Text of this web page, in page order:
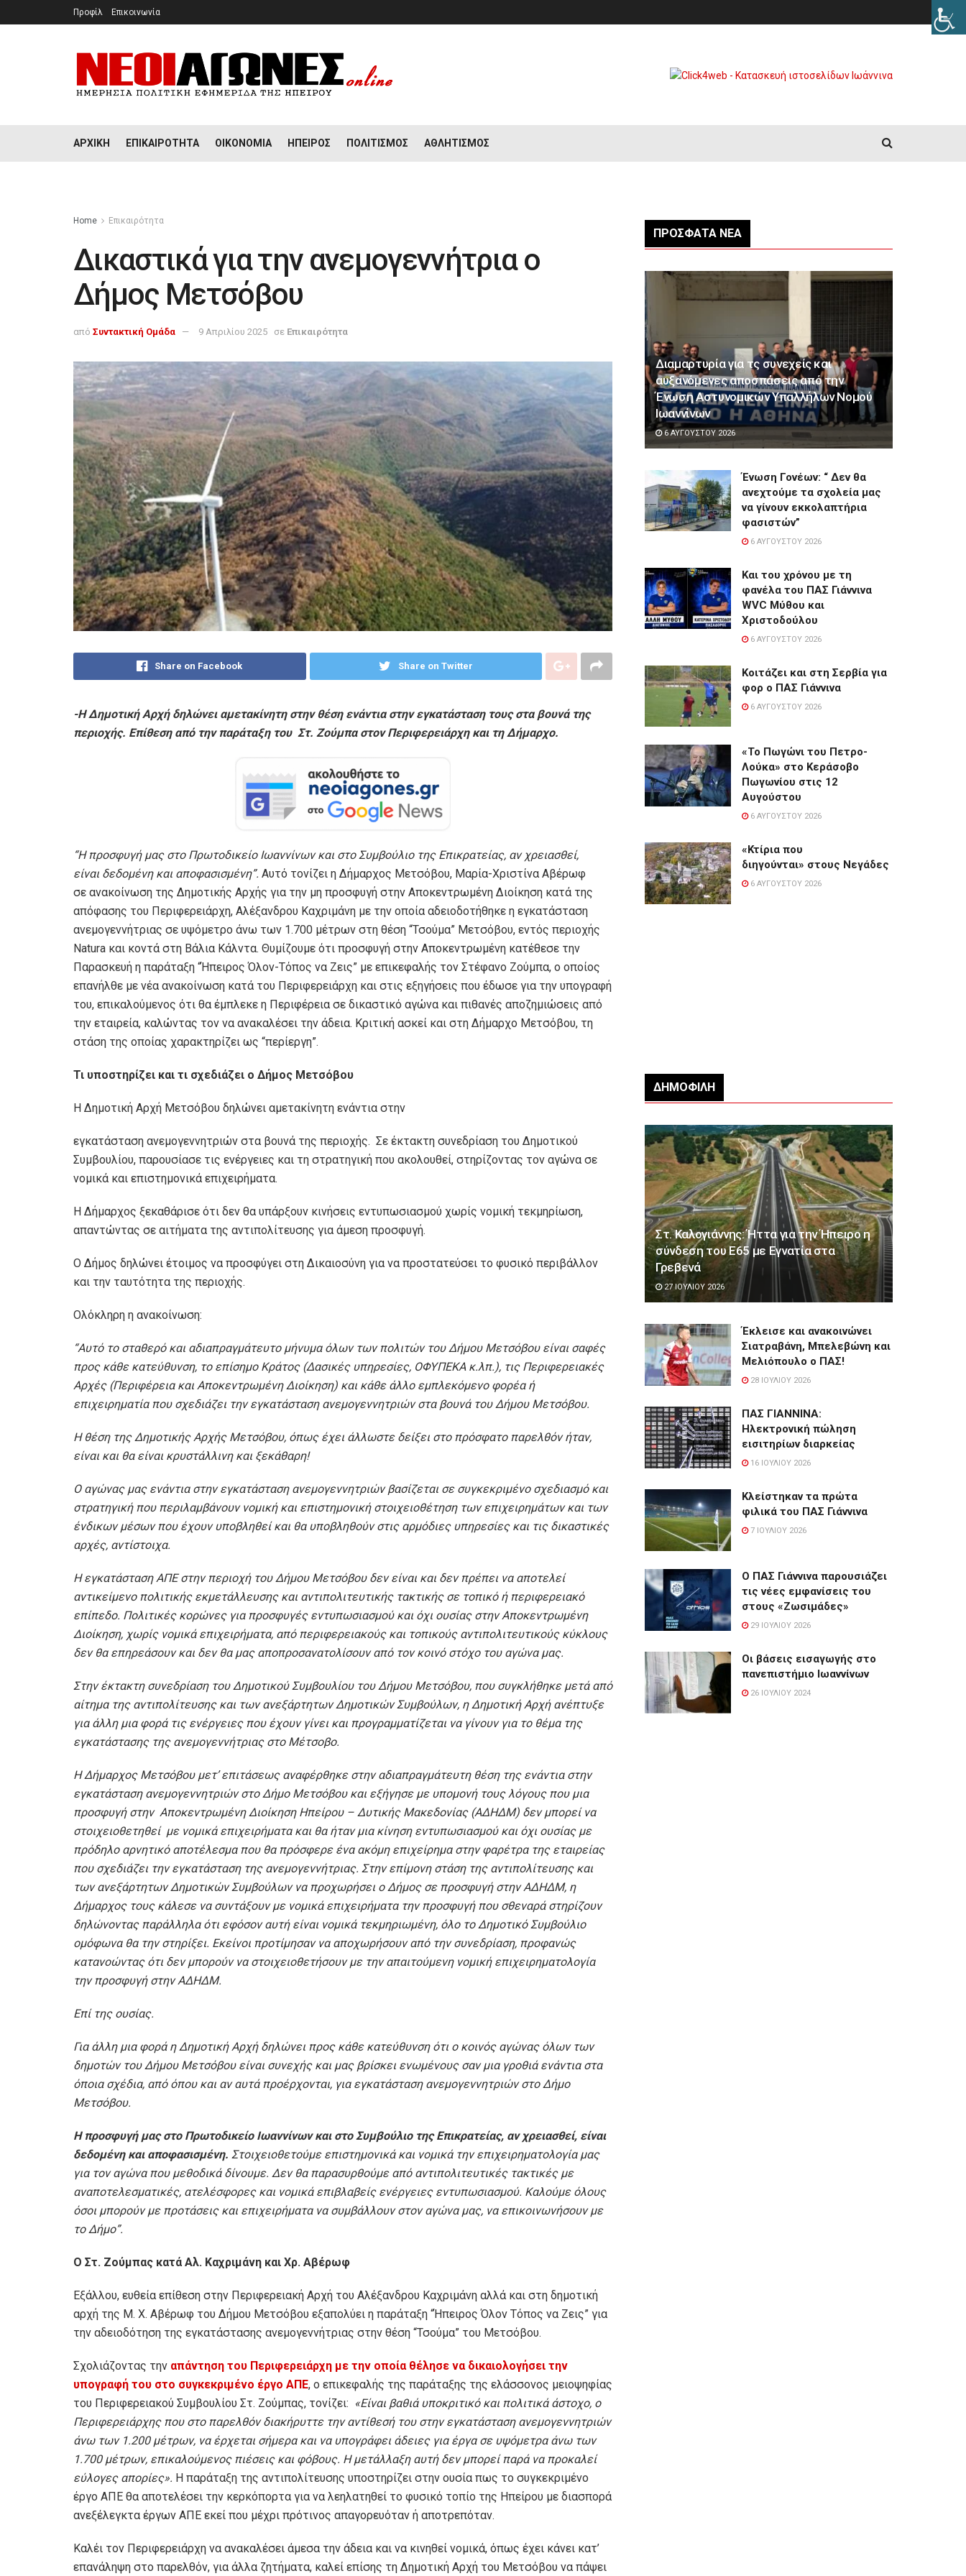
Προφίλ Επικοινωνία
ΑΡΧΙΚΉ ΕΠΙΚΑΙΡΌΤΗΤΑ ΟΙΚΟΝΟΜΊΑ ΉΠΕΙΡΟΣ ΠΟΛΙΤΙΣΜΌΣ ΑΘΛΗΤΙΣΜΌΣ
Home Επικαιρότητα
Δικαστικά για την ανεμογεννήτρια ο
Δήμος Μετσόβου
από Συντακτική Ομάδα 9 Απριλίου 2025 σε Επικαιρότητα
Share on Facebook Share on Twitter
-Η Δημοτική Αρχή δηλώνει αμετακίνητη στην θέση ενάντια στην εγκατάσταση τους στα βουνά της
περιοχής. Επίθεση από την παράταξη του Στ. Ζούμπα στον Περιφερειάρχη και τη Δήμαρχο.
“Η προσφυγή μας στο Πρωτοδικείο Ιωαννίνων και στο Συμβούλιο της Επικρατείας, αν χρειασθεί,
είναι δεδομένη και αποφασισμένη”. Αυτό τονίζει η Δήμαρχος Μετσόβου, Μαρία-Χριστίνα Αβέρωφ
σε ανακοίνωση της Δημοτικής Αρχής για την μη προσφυγή στην Αποκεντρωμένη Διοίκηση κατά της
απόφασης του Περιφερειάρχη, Αλέξανδρου Καχριμάνη με την οποία αδειοδοτήθηκε η εγκατάσταση
ανεμογεννήτριας σε υψόμετρο άνω των 1.700 μέτρων στη θέση “Τσούμα” Μετσόβου, εντός περιοχής
Natura και κοντά στη Βάλια Κάλντα. Θυμίζουμε ότι προσφυγή στην Αποκεντρωμένη κατέθεσε την
Παρασκευή η παράταξη “Ήπειρος Όλον-Τόπος να Ζεις” με επικεφαλής τον Στέφανο Ζούμπα, ο οποίος
επανήλθε με νέα ανακοίνωση κατά του Περιφερειάρχη και στις εξηγήσεις που έδωσε για την υπογραφή
του, επικαλούμενος ότι θα έμπλεκε η Περιφέρεια σε δικαστικό αγώνα και πιθανές αποζημιώσεις από
την εταιρεία, καλώντας τον να ανακαλέσει την άδεια. Κριτική ασκεί και στη Δήμαρχο Μετσόβου, τη
στάση της οποίας χαρακτηρίζει ως “περίεργη”.
Τι υποστηρίζει και τι σχεδιάζει ο Δήμος Μετσόβου
Η Δημοτική Αρχή Μετσόβου δηλώνει αμετακίνητη ενάντια στην
εγκατάσταση ανεμογεννητριών στα βουνά της περιοχής. Σε έκτακτη συνεδρίαση του Δημοτικού
Συμβουλίου, παρουσίασε τις ενέργειες και τη στρατηγική που ακολουθεί, στηρίζοντας τον αγώνα σε
νομικά και επιστημονικά επιχειρήματα.
Η Δήμαρχος ξεκαθάρισε ότι δεν θα υπάρξουν κινήσεις εντυπωσιασμού χωρίς νομική τεκμηρίωση,
απαντώντας σε αιτήματα της αντιπολίτευσης για άμεση προσφυγή.
Ο Δήμος δηλώνει έτοιμος να προσφύγει στη Δικαιοσύνη για να προστατεύσει το φυσικό περιβάλλον
και την ταυτότητα της περιοχής.
Ολόκληρη η ανακοίνωση:
“Αυτό το σταθερό και αδιαπραγμάτευτο μήνυμα όλων των πολιτών του Δήμου Μετσόβου είναι σαφές
προς κάθε κατεύθυνση, το επίσημο Κράτος (Δασικές υπηρεσίες, ΟΦΥΠΕΚΑ κ.λπ.), τις Περιφερειακές
Αρχές (Περιφέρεια και Αποκεντρωμένη Διοίκηση) και κάθε άλλο εμπλεκόμενο φορέα ή
επιχειρηματία που σχεδιάζει την εγκατάσταση ανεμογεννητριών στα βουνά του Δήμου Μετσόβου.
Η θέση της Δημοτικής Αρχής Μετσόβου, όπως έχει άλλωστε δείξει στο πρόσφατο παρελθόν ήταν,
είναι και θα είναι κρυστάλλινη και ξεκάθαρη!
Ο αγώνας μας ενάντια στην εγκατάσταση ανεμογεννητριών βασίζεται σε συγκεκριμένο σχεδιασμό και
στρατηγική που περιλαμβάνουν νομική και επιστημονική στοιχειοθέτηση των επιχειρημάτων και των
ένδικων μέσων που έχουν υποβληθεί και θα υποβληθούν στις αρμόδιες υπηρεσίες και τις δικαστικές
αρχές, αντίστοιχα.
Η εγκατάσταση ΑΠΕ στην περιοχή του Δήμου Μετσόβου δεν είναι και δεν πρέπει να αποτελεί
αντικείμενο πολιτικής εκμετάλλευσης και αντιπολιτευτικής τακτικής σε τοπικό ή περιφερειακό
επίπεδο. Πολιτικές κορώνες για προσφυγές εντυπωσιασμού και όχι ουσίας στην Αποκεντρωμένη
Διοίκηση, χωρίς νομικά επιχειρήματα, από περιφερειακούς και τοπικούς αντιπολιτευτικούς κύκλους
δεν θα επηρεάσουν και δεν θα μας αποπροσανατολίσουν από τον κοινό στόχο του αγώνα μας.
Στην έκτακτη συνεδρίαση του Δημοτικού Συμβουλίου του Δήμου Μετσόβου, που συγκλήθηκε μετά από
αίτημα της αντιπολίτευσης και των ανεξάρτητων Δημοτικών Συμβούλων, η Δημοτική Αρχή ανέπτυξε
για άλλη μια φορά τις ενέργειες που έχουν γίνει και προγραμματίζεται να γίνουν για το θέμα της
εγκατάστασης της ανεμογεννήτριας στο Μέτσοβο.
Η Δήμαρχος Μετσόβου μετ’ επιτάσεως αναφέρθηκε στην αδιαπραγμάτευτη θέση της ενάντια στην
εγκατάσταση ανεμογεννητριών στο Δήμο Μετσόβου και εξήγησε με υπομονή τους λόγους που μια
προσφυγή στην Αποκεντρωμένη Διοίκηση Ηπείρου – Δυτικής Μακεδονίας (ΑΔΗΔΜ) δεν μπορεί να
στοιχειοθετηθεί με νομικά επιχειρήματα και θα ήταν μια κίνηση εντυπωσιασμού και όχι ουσίας με
πρόδηλο αρνητικό αποτέλεσμα που θα πρόσφερε ένα ακόμη επιχείρημα στην φαρέτρα της εταιρείας
που σχεδιάζει την εγκατάσταση της ανεμογεννήτριας. Στην επίμονη στάση της αντιπολίτευσης και
των ανεξάρτητων Δημοτικών Συμβούλων να προχωρήσει ο Δήμος σε προσφυγή στην ΑΔΗΔΜ, η
Δήμαρχος τους κάλεσε να συντάξουν με νομικά επιχειρήματα την προσφυγή που σθεναρά στηρίζουν
δηλώνοντας παράλληλα ότι εφόσον αυτή είναι νομικά τεκμηριωμένη, όλο το Δημοτικό Συμβούλιο
ομόφωνα θα την στηρίξει. Εκείνοι προτίμησαν να αποχωρήσουν από την συνεδρίαση, προφανώς
κατανοώντας ότι δεν μπορούν να στοιχειοθετήσουν με την απαιτούμενη νομική επιχειρηματολογία
την προσφυγή στην ΑΔΗΔΜ.
Επί της ουσίας.
Για άλλη μια φορά η Δημοτική Αρχή δηλώνει προς κάθε κατεύθυνση ότι ο κοινός αγώνας όλων των
δημοτών του Δήμου Μετσόβου είναι συνεχής και μας βρίσκει ενωμένους σαν μια γροθιά ενάντια στα
όποια σχέδια, από όπου και αν αυτά προέρχονται, για εγκατάσταση ανεμογεννητριών στο Δήμο
Μετσόβου.
Η προσφυγή μας στο Πρωτοδικείο Ιωαννίνων και στο Συμβούλιο της Επικρατείας, αν χρειασθεί, είναι
δεδομένη και αποφασισμένη. Στοιχειοθετούμε επιστημονικά και νομικά την επιχειρηματολογία μας
για τον αγώνα που μεθοδικά δίνουμε. Δεν θα παρασυρθούμε από αντιπολιτευτικές τακτικές με
αναποτελεσματικές, ατελέσφορες και νομικά επιβλαβείς ενέργειες εντυπωσιασμού. Καλούμε όλους
όσοι μπορούν με προτάσεις και επιχειρήματα να συμβάλλουν στον αγώνα μας, να επικοινωνήσουν με
το Δήμο”.
Ο Στ. Ζούμπας κατά Αλ. Καχριμάνη και Χρ. Αβέρωφ
Εξάλλου, ευθεία επίθεση στην Περιφερειακή Αρχή του Αλέξανδρου Καχριμάνη αλλά και στη δημοτική
αρχή της Μ. Χ. Αβέρωφ του Δήμου Μετσόβου εξαπολύει η παράταξη “Ήπειρος Όλον Τόπος να Ζεις” για
την αδειοδότηση της εγκατάστασης ανεμογεννήτριας στην θέση “Τσούμα” του Μετσόβου.
Σχολιάζοντας την απάντηση του Περιφερειάρχη με την οποία θέλησε να δικαιολογήσει την
υπογραφή του στο συγκεκριμένο έργο ΑΠΕ, ο επικεφαλής της παράταξης της ελάσσονος μειοψηφίας
του Περιφερειακού Συμβουλίου Στ. Ζούμπας, τονίζει: «Είναι βαθιά υποκριτικό και πολιτικά άστοχο, ο
Περιφερειάρχης που στο παρελθόν διακήρυττε την αντίθεσή του στην εγκατάσταση ανεμογεννητριών
άνω των 1.200 μέτρων, να έρχεται σήμερα και να υπογράφει άδειες για έργα σε υψόμετρα άνω των
1.700 μέτρων, επικαλούμενος πιέσεις και φόβους. Η μετάλλαξη αυτή δεν μπορεί παρά να προκαλεί
εύλογες απορίες». Η παράταξη της αντιπολίτευσης υποστηρίζει στην ουσία πως το συγκεκριμένο
έργο ΑΠΕ θα αποτελέσει την κερκόπορτα για να λεηλατηθεί το φυσικό τοπίο της Ηπείρου με διασπορά
ανεξέλεγκτα έργων ΑΠΕ εκεί που μέχρι πρότινος απαγορευόταν ή αποτρεπόταν.
Καλέι τον Περιφερειάρχη να ανακαλέσει άμεσα την άδεια και να κινηθεί νομικά, όπως έχει κάνει κατ’
επανάληψη στο παρελθόν, για άλλα ζητήματα, καλεί επίσης τη Δημοτική Αρχή του Μετσόβου να πάψει
ΠΡΌΣΦΑΤΑ ΝΈΑ
Διαμαρτυρία για τς συνεχείς και
αυξανόμενες αποσπάσεις από την
Ένωση Αστυνομικών Υπαλλήλων Νομού
Ιωαννίνων
6 ΑΥΓΟΎΣΤΟΥ 2026
Ένωση Γονέων: “ Δεν θα
ανεχτούμε τα σχολεία μας
να γίνουν εκκολαπτήρια
φασιστών”
6 ΑΥΓΟΎΣΤΟΥ 2026
Και του χρόνου με τη
φανέλα του ΠΑΣ Γιάννινα
WVC Μύθου και
Χριστοδούλου
6 ΑΥΓΟΎΣΤΟΥ 2026
Κοιτάζει και στη Σερβία για
φορ ο ΠΑΣ Γιάννινα
6 ΑΥΓΟΎΣΤΟΥ 2026
«Το Πωγώνι του Πετρο-
Λούκα» στο Κεράσοβο
Πωγωνίου στις 12
Αυγούστου
6 ΑΥΓΟΎΣΤΟΥ 2026
«Κτίρια που
διηγούνται» στους Νεγάδες
6 ΑΥΓΟΎΣΤΟΥ 2026
ΔΗΜΟΦΙΛΉ
Στ. Καλογιάννης: Ήττα για την Ήπειρο η
σύνδεση του Ε65 με Εγνατία στα
Γρεβενά
27 ΙΟΥΛΊΟΥ 2026
Έκλεισε και ανακοινώνει
Σιατραβάνη, Μπελεβώνη και
Μελιόπουλο ο ΠΑΣ!
28 ΙΟΥΛΊΟΥ 2026
ΠΑΣ ΓΙΑΝΝΙΝΑ:
Hλεκτρονική πώληση
εισιτηρίων διαρκείας
16 ΙΟΥΛΊΟΥ 2026
Κλείστηκαν τα πρώτα
φιλικά του ΠΑΣ Γιάννινα
7 ΙΟΥΛΊΟΥ 2026
Ο ΠΑΣ Γιάννινα παρουσιάζει
τις νέες εμφανίσεις του
στους «Ζωσιμάδες»
29 ΙΟΥΛΊΟΥ 2026
Οι βάσεις εισαγωγής στο
πανεπιστήμιο Ιωαννίνων
26 ΙΟΥΛΊΟΥ 2024